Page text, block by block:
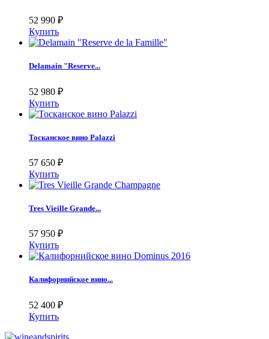
52 990 ₽
Купить
Delamain "Reserve...
52 980 ₽
Купить
Тосканское вино Palazzi
57 650 ₽
Купить
Tres Vieille Grande...
57 950 ₽
Купить
Калифорнийское вино...
52 400 ₽
Купить